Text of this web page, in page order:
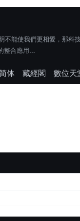
不能使我們更相愛，那科
整合應用...
体 藏經閣
數位天